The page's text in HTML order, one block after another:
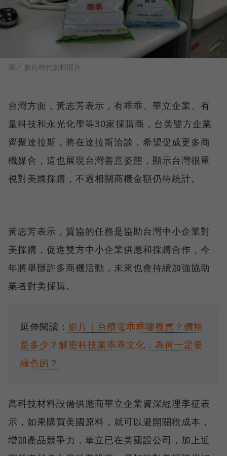
圖／ 數位時代資料照片
台灣方面，黃志芳表示，有乖乖、華立企業、有
量科技和永光化學等30家採購商，台美雙方企業
齊聚達拉斯，將在達拉斯洽談，希望促成更多商
機媒合，這也展現台灣善意姿態，顯示台灣很重
視對美國採購，不過相關商機金額仍待統計。
黃志芳表示，貿協的任務是協助台灣中小企業對
美採購，促進雙方中小企業供應和採購合作，今
年將舉辦許多商機活動，未來也會持續加強協助
業者對美採購。
延伸閱讀： 影片｜台積電乖乖哪裡買？價格
是多少？解密科技業乖乖文化：為何一定要
綠色的？
高科技材料設備供應商華立企業資深經理李征表
示，如果購買美國原料，就可以避開關稅成本，
增加產品競爭力，華立已在美國設公司，加上近